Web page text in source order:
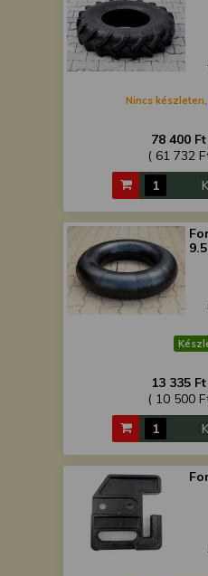
Nincs
78 400 Ft
( 61 732
13 335 Ft
( 10 500